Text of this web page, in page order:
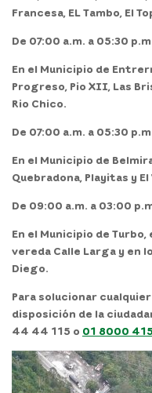
Francesa, EL Tambo, El
De 07:00 a.m. a 05:30
En el Municipio de
Progreso, Pio XII, Las
Rio Chico.
De 07:00 a.m. a 05:30
En el Municipio de
Quebradona, Playitas y El
De 09:00 a.m. a 03:00
En el Municipio de
vereda Calle Larga y en
Diego.
Para solucionar
disposición de la
44 44 115 o 01 8000